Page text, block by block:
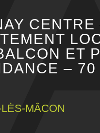
CENTRE
ET
– 70
MÂCON